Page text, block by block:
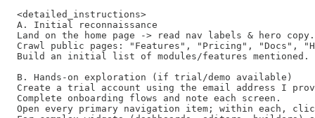
<detailed_instructions>
A. Initial reconnaissance
Land on the home page -> read nav labels & hero copy.
Crawl public pages: "Features", "Pricing", "Docs",
Build an initial list of modules/features mentioned.
B. Hands-on exploration (if trial/demo available)
Create a trial account using the email address I
Complete onboarding flows and note each screen.
Open every primary navigation item; within each,